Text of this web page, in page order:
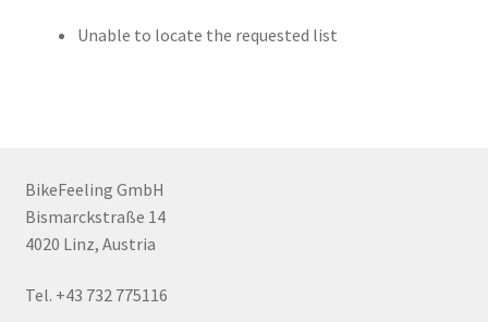
Unable to locate the requested list
BikeFeeling GmbH
Bismarckstraße 14
4020 Linz, Austria
Tel. +43 732 775116